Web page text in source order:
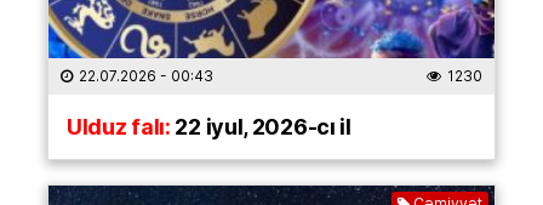
22.07.2026 - 00:43 1230
Ulduz falı:22 iyul, 2026-cı il